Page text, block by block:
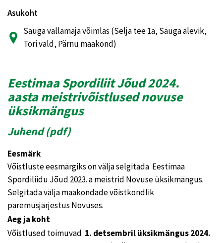
Asukoht
Sauga vallamaja võimlas (Selja tee 1a, Sauga alevik,
Tori vald, Pärnu maakond)
Eestimaa Spordiliit Jõud 2024.
aasta meistrivõistlused novuse
üksikmängus
Juhend (pdf)
Eesmärk
Võistluste eesmärgiks on välja selgitada Eestimaa
Spordiliidu Jõud 2023. a meistrid Novuse üksikmängus.
Selgitada välja maakondade võistkondlik
paremusjärjestus Novuses.
Aeg ja koht
Võistlused toimuvad 1. detsembril üksikmängus 2024.